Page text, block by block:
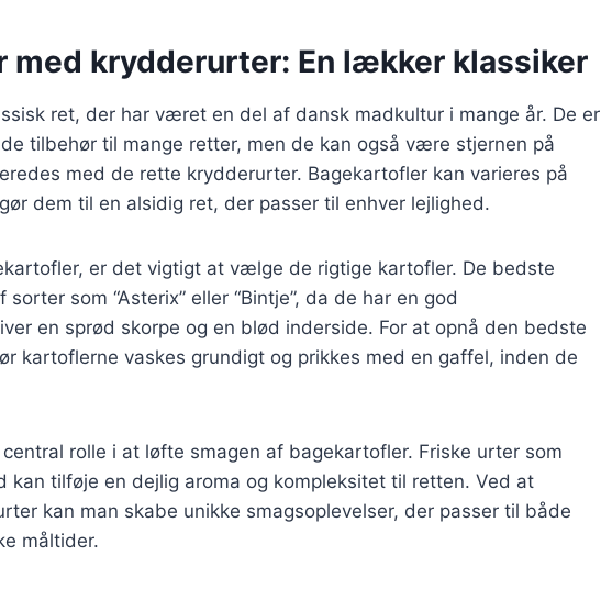
med krydderurter: En lækker klassiker
ret, der har været en del af dansk madkultur i mange år. De er
tilbehør til mange retter, men de kan også være stjernen på
med de rette krydderurter. Bagekartofler kan varieres på
dem til en alsidig ret, der passer til enhver lejlighed.
er det vigtigt at vælge de rigtige kartofler. De bedste
som “Asterix” eller “Bintje”, da de har en god
en sprød skorpe og en blød inderside. For at opnå den bedste
kartoflerne vaskes grundigt og prikkes med en gaffel, inden de
rolle i at løfte smagen af bagekartofler. Friske urter som
kan tilføje en dejlig aroma og kompleksitet til retten. Ved at
kan man skabe unikke smagsoplevelser, der passer til både
måltider.